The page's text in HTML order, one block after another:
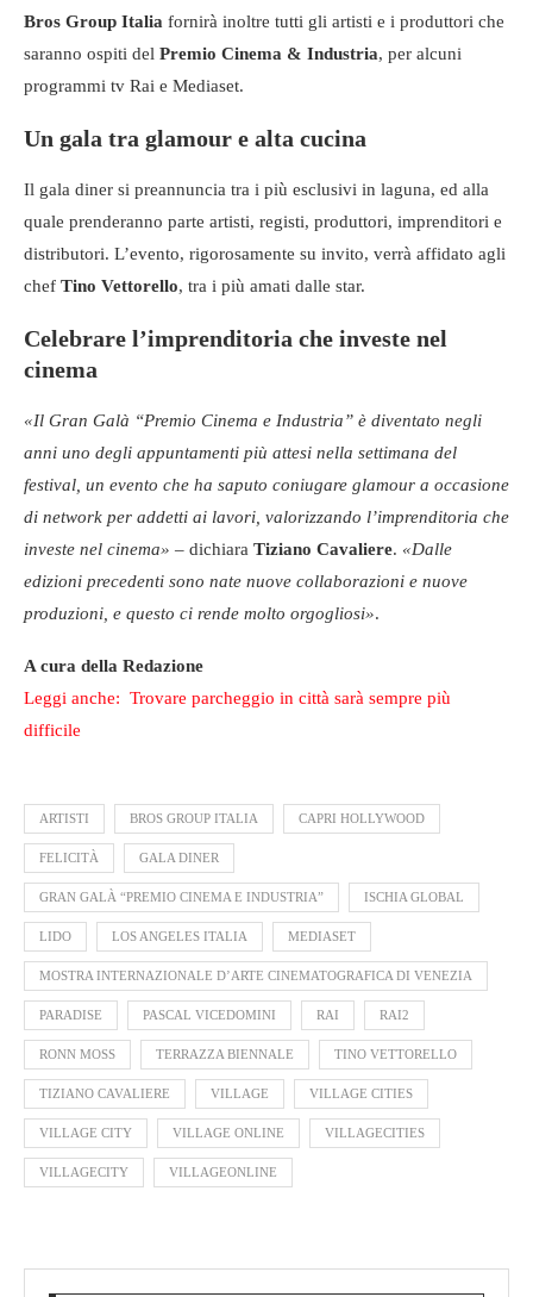
Bros Group Italia fornirà inoltre tutti gli artisti e i produttori che
saranno ospiti del Premio Cinema & Industria, per alcuni
programmi tv Rai e Mediaset.
Un gala tra glamour e alta cucina
Il gala diner si preannuncia tra i più esclusivi in laguna, ed alla
quale prenderanno parte artisti, registi, produttori, imprenditori e
distributori. L’evento, rigorosamente su invito, verrà affidato agli
chef Tino Vettorello, tra i più amati dalle star.
Celebrare l’imprenditoria che investe nel
cinema
«Il Gran Galà “Premio Cinema e Industria” è diventato negli
anni uno degli appuntamenti più attesi nella settimana del
festival, un evento che ha saputo coniugare glamour a occasione
di network per addetti ai lavori, valorizzando l’imprenditoria che
investe nel cinema» – dichiara Tiziano Cavaliere. «Dalle
edizioni precedenti sono nate nuove collaborazioni e nuove
produzioni, e questo ci rende molto orgogliosi».
A cura della Redazione
Leggi anche: Trovare parcheggio in città sarà sempre più
difficile
ARTISTI BROS GROUP ITALIA CAPRI HOLLYWOOD
FELICITÀ GALA DINER
GRAN GALÀ “PREMIO CINEMA E INDUSTRIA” ISCHIA GLOBAL
LIDO LOS ANGELES ITALIA MEDIASET
MOSTRA INTERNAZIONALE D’ARTE CINEMATOGRAFICA DI VENEZIA
PARADISE PASCAL VICEDOMINI RAI RAI2
RONN MOSS TERRAZZA BIENNALE TINO VETTORELLO
TIZIANO CAVALIERE VILLAGE VILLAGE CITIES
VILLAGE CITY VILLAGE ONLINE VILLAGECITIES
VILLAGECITY VILLAGEONLINE